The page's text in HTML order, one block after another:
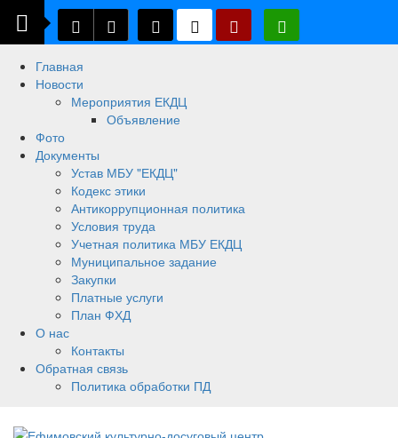
Главная
Новости
Мероприятия ЕКДЦ
Объявление
Фото
Документы
Устав МБУ "ЕКДЦ"
Кодекс этики
Антикоррупционная политика
Условия труда
Учетная политика МБУ ЕКДЦ
Муниципальное задание
Закупки
Платные услуги
План ФХД
О нас
Контакты
Обратная связь
Политика обработки ПД